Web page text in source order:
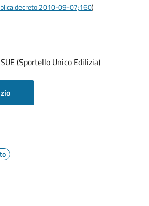
09-07;160)
(Sportello Unico Edilizia)